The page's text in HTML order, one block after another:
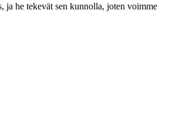
ja he tekevät sen kunnolla, joten voimme